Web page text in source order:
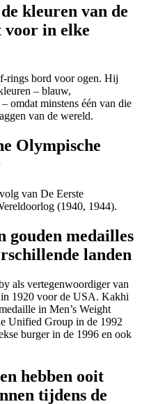
kleuren van de
voor in elke
rings bord voor ogen. Hij
– blauw,
omdat minstens één van die
van de wereld.
Olympische
van De Eerste
(1940, 1944).
gouden medailles
landen
als vertegenwoordiger van
1920 voor de USA. Kakhi
in Men’s Weight
Unified Group in de 1992
burger in de 1996 en ook
hebben ooit
tijdens de